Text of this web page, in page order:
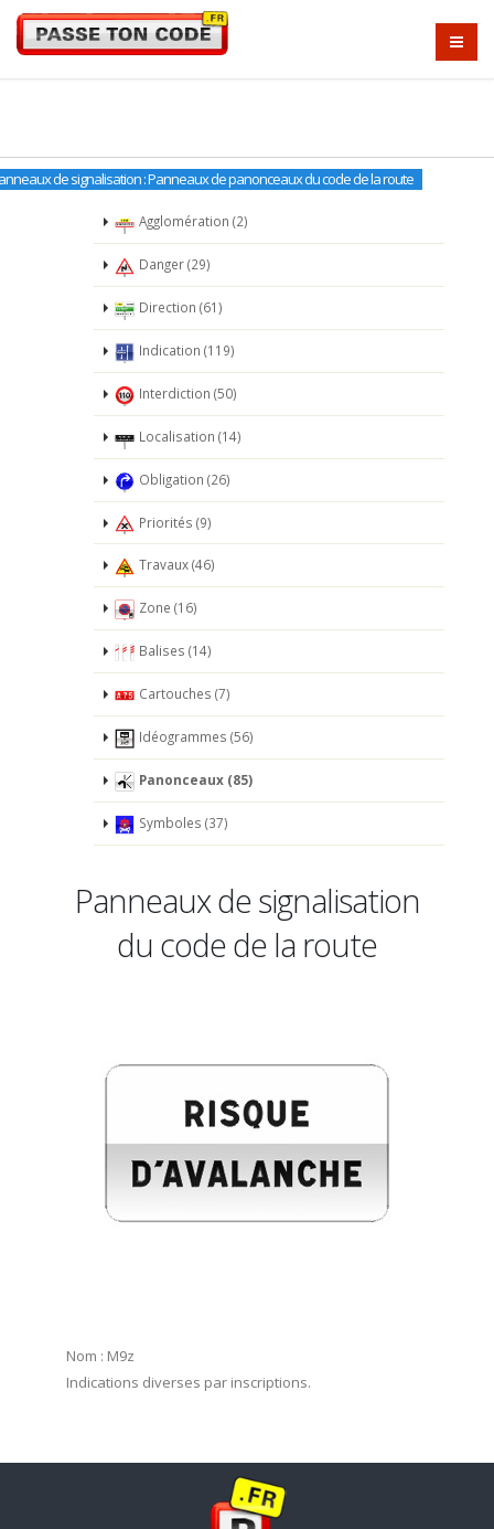
de signalisation : Panneaux de panonceaux du code de la route
Agglomération (2)
Danger (29)
Direction (61)
Indication (119)
Interdiction (50)
Localisation (14)
Obligation (26)
Priorités (9)
Travaux (46)
Zone (16)
Balises (14)
Cartouches (7)
Idéogrammes (56)
Panonceaux (85)
Symboles (37)
Panneaux de signalisation
du code de la route
Nom : M9z
Indications diverses par inscriptions.